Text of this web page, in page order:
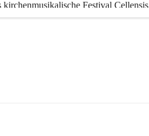
kirchenmusikalische Festival